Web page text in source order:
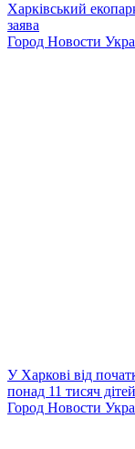
Харківський
заява
Город Новости
У Харкові від
понад 11 тисяч дітей
Город Новости